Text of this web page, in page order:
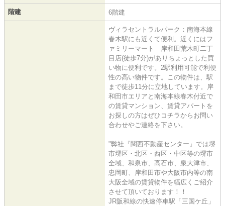
階建 6階建
ヴィラセントラルパーク：南海本線
春木駅にも近くて便利。近くにはフ
ァミリーマート 岸和田荒木町二丁
目店(徒歩7分)がありちょっとした買
い物に便利です。2駅利用可能で利便
性の高い物件です。この物件は、駅
まで徒歩11分に立地しています。岸
和田市エリアと南海本線春木付近で
の賃貸マンション、賃貸アパートを
お探しの方はぜひコチラからお問い
合わせやご連絡を下さい。
"弊社『関西不動産センター』では堺
市堺区・北区・西区・中区等の堺市
全域、和泉市、高石市、泉大津市、
忠岡町、岸和田市や大阪市内等の南
大阪全域の賃貸物件を幅広くご紹介
させて頂いております！！
JR阪和線の快速停車駅「三国ケ丘」